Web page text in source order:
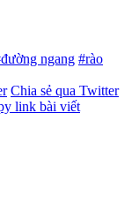
ngang #rào
Chia sẻ qua Twitter
link bài viết